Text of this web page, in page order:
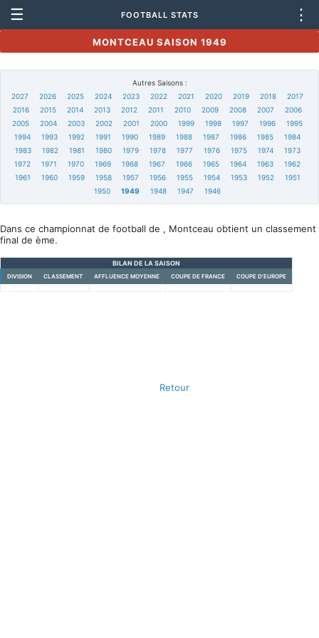
☰ FOOTBALL STATS ⋮
MONTCEAU SAISON 1949
Autres Saisons :
2027
2026 2025 2024 2023 2022 2021 2020 2019 2018
2017
2016
2015 2014 2013 2012 2011 2010 2009 2008 2007
2006
2005
2004 2003 2002 2001 2000 1999 1998 1997 1996
1995
1994
1993 1992 1991 1990 1989 1988 1987 1986 1985
1984
1983
1982 1981 1980 1979 1978 1977 1976 1975 1974
1973
1972
1971 1970 1969 1968 1967 1966 1965 1964 1963
1962
1961
1960 1959 1958 1957 1956 1955 1954 1953 1952
1951
1950
1949 1948 1947 1946
Dans ce championnat de football de , Montceau obtient un classement
final de ème.
BILAN DE LA SAISON
DIVISION CLASSEMENT AFFLUENCE MOYENNE COUPE DE FRANCE COUPE D'EUROPE
Retour